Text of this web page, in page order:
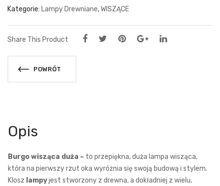
Kategorie: Lampy Drewniane,WISZĄCE
Share This Product
POWRÓT
Opis
Burgo wisząca duża – to przepiękna, duża lampa wisząca,
która na pierwszy rzut oka wyróżnia się swoją budową i stylem.
Klosz lampyjest stworzony z drewna, a dokładniej z wielu,